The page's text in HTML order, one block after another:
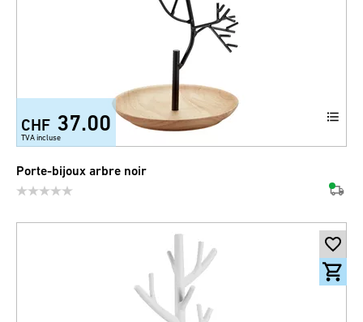
CHF 37.00
TVA incluse
Porte-bijoux arbre noir